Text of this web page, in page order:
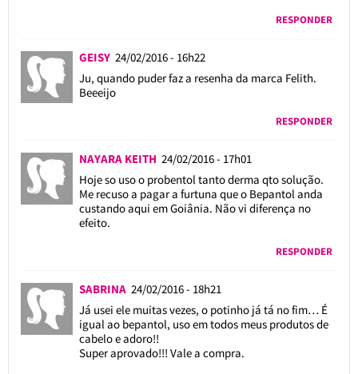
RESPONDER
GEISY 24/02/2016 - 16h22
Ju, quando puder faz a resenha da marca Felith.
Beeeijo
RESPONDER
NAYARA KEITH 24/02/2016 - 17h01
Hoje so uso o probentol tanto derma qto solução.
Me recuso a pagar a furtuna que o Bepantol anda
custando aqui em Goiânia. Não vi diferença no
efeito.
RESPONDER
SABRINA 24/02/2016 - 18h21
Já usei ele muitas vezes, o potinho já tá no fim… É
igual ao bepantol, uso em todos meus produtos de
cabelo e adoro!!
Super aprovado!!! Vale a compra.